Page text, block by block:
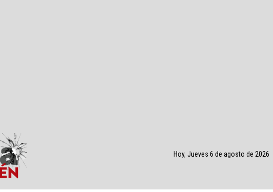
Hoy, Jueves 6 de agosto de 2026